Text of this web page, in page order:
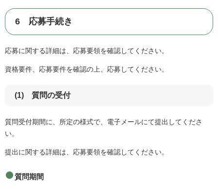
6 応募手続き
応募に関する詳細は、応募要領を確認してください。
資格要件、応募要件を確認の上、応募してください。
(1) 質問の受付
質問受付期間に、所定の様式で、電子メールにて提出してくださ
い。
提出に関する詳細は、応募要領を確認してください。
質問期間